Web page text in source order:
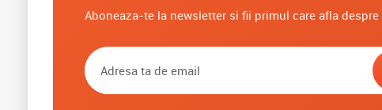
Aboneaza-te la newsletter si fii primul care afla despre